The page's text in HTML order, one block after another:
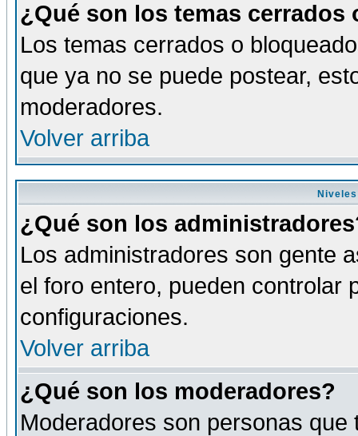
¿Qué son los temas cerrados
Los temas cerrados o
que ya no se puede postear,
moderadores.
Volver arriba
¿Qué son los
Los administradores son gente
el foro entero, pueden controlar
configuraciones.
Volver arriba
¿Qué son los moderadores?
Moderadores son personas